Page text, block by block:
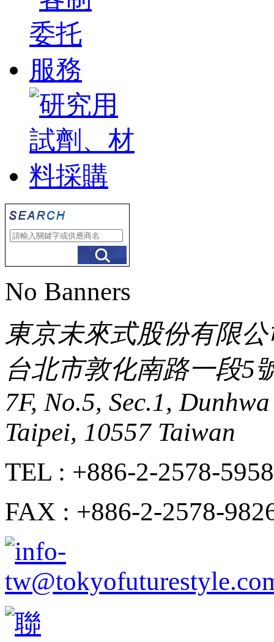
No Banners
東京未來式股份有限
台北市敦化南路一段5
7F, No.5, Sec.1,
Taipei, 10557 Taiwan
TEL : +886-2-2578-5958
FAX : +886-2-2578-